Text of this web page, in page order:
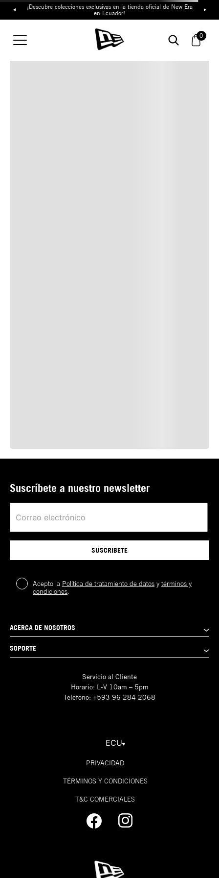
¡Descubre colecciones exclusivas en la tienda oficial de New Era
en Ecuador!
0
TAMBIÉN TE PUEDE
INTERESAR
Suscríbete a nuestro newsletter
SUSCRIBETE
Acepto la Política de tratamiento de datos ytérminos y
condiciones
ACERCA DE NOSOTROS
SOPORTE
Servicio al Cliente
Horario: L-V 10am – 5pm
Teléfono: +593 96 284 2068
ECU
PRIVACIDAD
TÉRMINOS Y CONDICIONES
T&C COMERCIALES